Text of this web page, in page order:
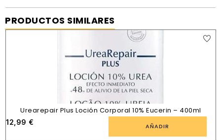
PRODUCTOS SIMILARES
Urearepair Plus Loción Corporal 10% Eucerin – 400ml
12,99 € AÑADIR